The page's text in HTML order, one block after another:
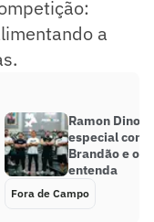
a
Ramon Dino
especial com
Brandão e
entenda
Fora de Campo